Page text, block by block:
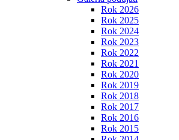
Rok 2026
Rok 2025
Rok 2024
Rok 2023
Rok 2022
Rok 2021
Rok 2020
Rok 2019
Rok 2018
Rok 2017
Rok 2016
Rok 2015